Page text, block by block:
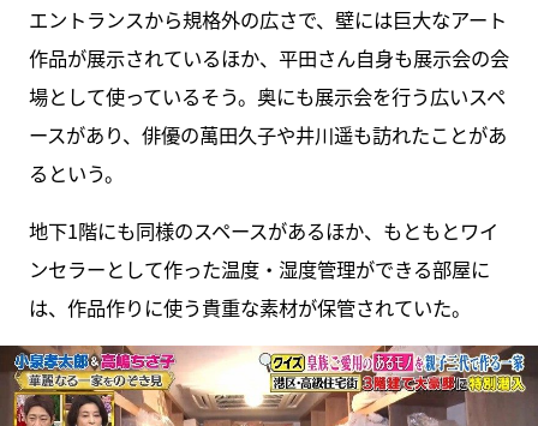
エントランスから規格外の広さで、壁には巨大なアート
作品が展示されているほか、平田さん自身も展示会の会
場として使っているそう。奥にも展示会を行う広いスペ
ースがあり、俳優の萬田久子や井川遥も訪れたことがあ
るという。
地下1階にも同様のスペースがあるほか、もともとワイ
ンセラーとして作った温度・湿度管理ができる部屋に
は、作品作りに使う貴重な素材が保管されていた。